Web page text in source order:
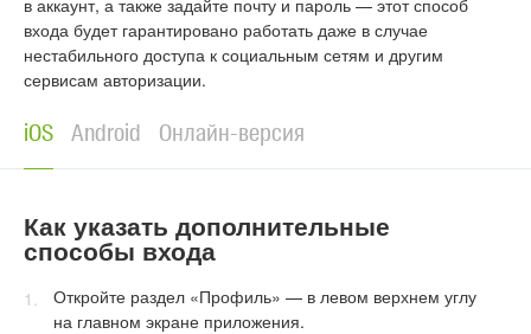
в аккаунт, а также задайте почту и пароль — этот способ
входа будет гарантировано работать даже в случае
нестабильного доступа к социальным сетям и другим
сервисам авторизации.
iOS Android Онлайн-версия
Как указать дополнительные
способы входа
Откройте раздел «Профиль» — в левом верхнем углу
на главном экране приложения.